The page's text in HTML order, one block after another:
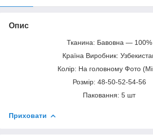
Опис
Тканина: Бавовна — 100%
Країна Виробник:
Колір: На головному Фото
Розмір: 48-50-52-54-56
Паковання: 5 шт
Приховати